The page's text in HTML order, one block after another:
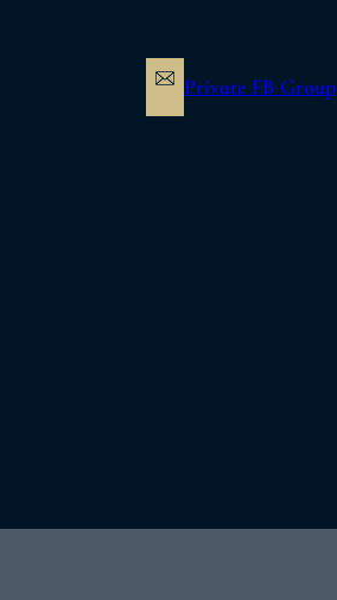
Private FB Group